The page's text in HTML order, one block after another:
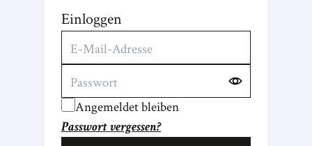
Einloggen
Angemeldet bleiben
Passwort vergessen?